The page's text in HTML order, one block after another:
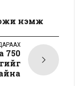
нэмж
750